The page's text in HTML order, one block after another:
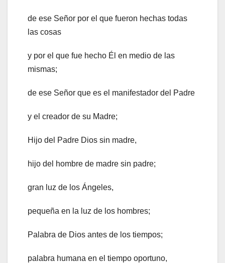
de ese Señor por el que fueron hechas todas
las cosas
y por el que fue hecho Él en medio de las
mismas;
de ese Señor que es el manifestador del Padre
y el creador de su Madre;
Hijo del Padre Dios sin madre,
hijo del hombre de madre sin padre;
gran luz de los Ángeles,
pequeña en la luz de los hombres;
Palabra de Dios antes de los tiempos;
palabra humana en el tiempo oportuno,